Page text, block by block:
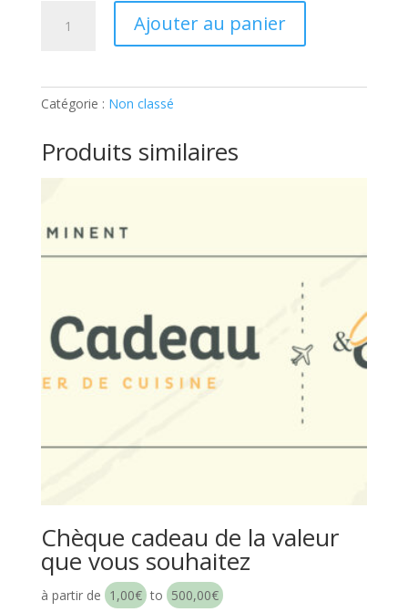
Ticket
Ajouter au panier
Catégorie : Non classé
Produits similaires
Chèque cadeau de la valeur
que vous souhaitez
à partir de 1,00€ to 500,00€